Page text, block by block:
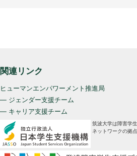
関連リンク
ヒューマンエンパワーメント推進局
— ジェンダー支援チーム
— キャリア支援チーム
筑波大学は障害学
ネットワークの拠